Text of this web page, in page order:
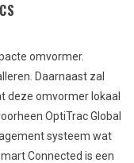
omvormer.
Daarnaast zal
deze omvormer lokaal
OptiTrac Global
systeem wat
Connected is een